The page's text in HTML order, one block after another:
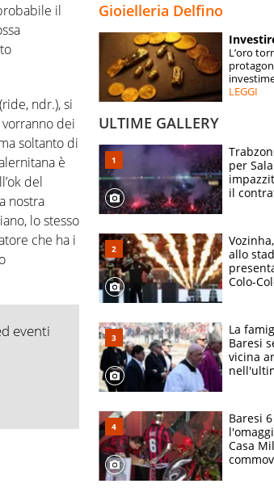
SPECIALI
ESPERTI
il
ndr.), si
dei
soltanto di
è
del
nostra
lo stesso
che ha i
eventi
Gioielleria Delfino
L’oro
LEGGI
ULTIME GALLERY
per
il
allo
Colo-
La
Baresi
vicina
Baresi
Casa